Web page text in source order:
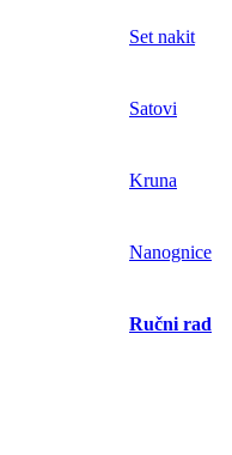
Set nakit
Satovi
Kruna
Nanognice
Ručni rad